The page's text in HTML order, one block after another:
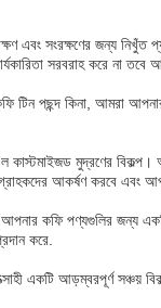
এবং সংরক্ষণের জন্য নিখুঁত
সরবরাহ করে না
টিন পছন্দ কিনা, আমরা
কাস্টমাইজড মুদ্রণের বিকল্প।
আকর্ষণ করবে এবং
কফি পণ্যগুলির জন্য
করে.
একটি আড়ম্বরপূর্ণ সঞ্চয়